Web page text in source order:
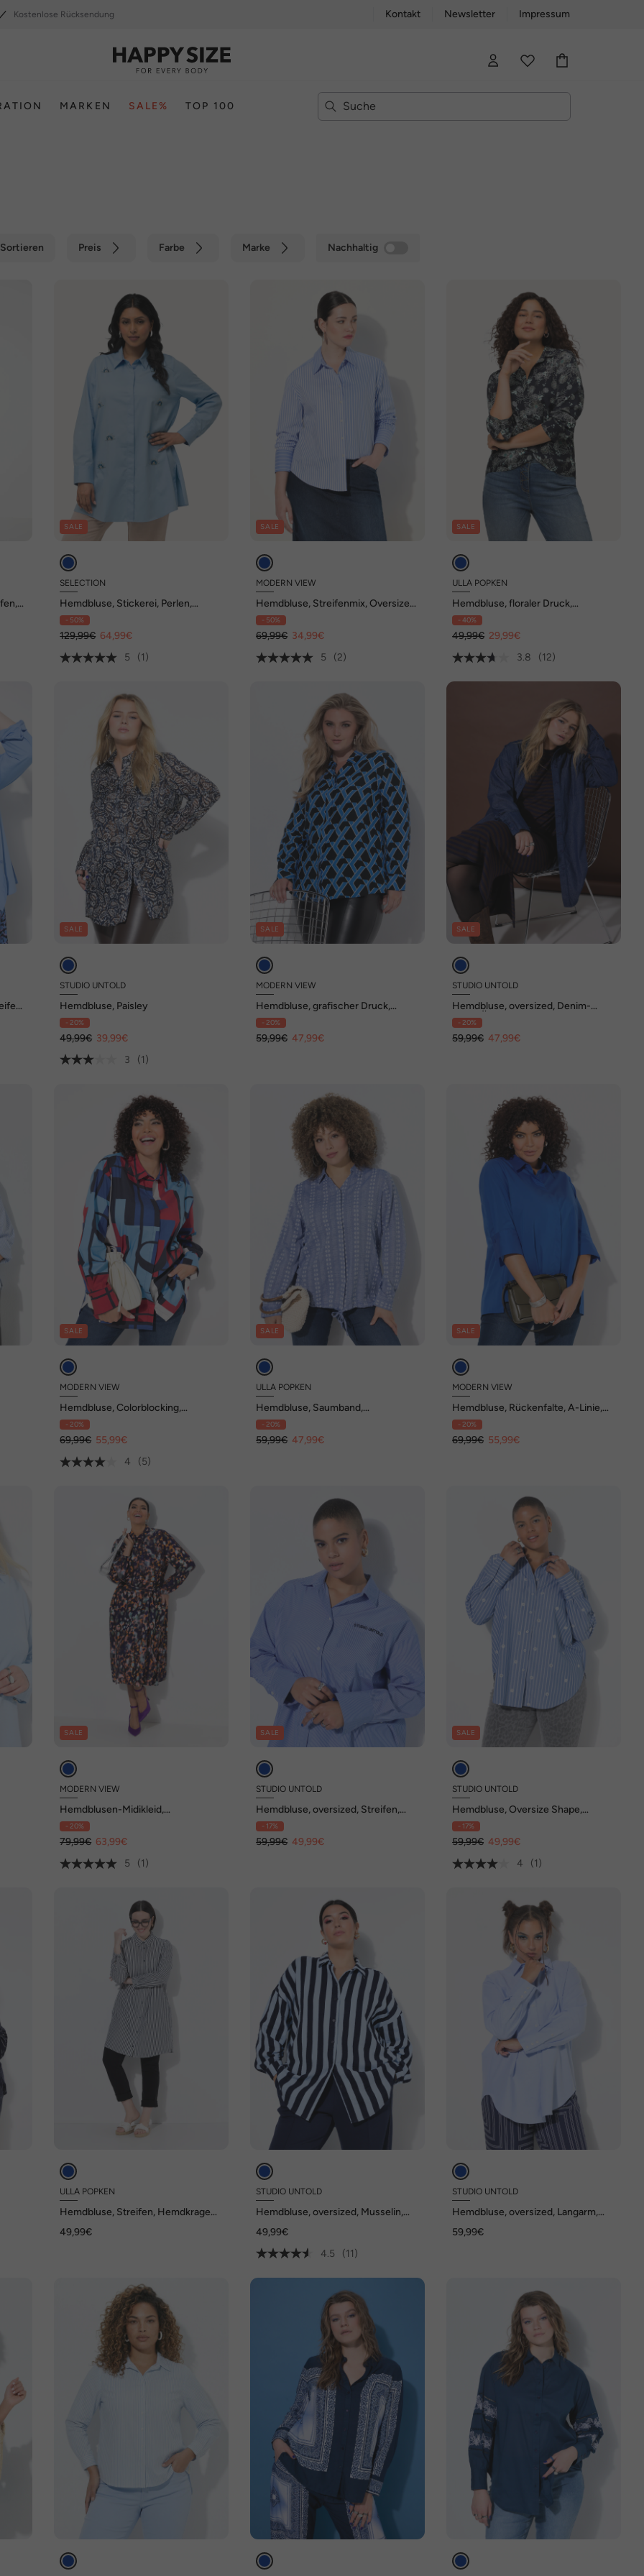
Kostenlose Rücksendung Kontakt Newsletter Impressum
MARKEN SALE% TOP 100
Sortieren Preis Farbe Marke Nachhaltig
SALE
SELECTION
Hemdbluse, Stickerei, Perlen,
Hemdkragen, Langarm
- 50%
129,99€ 64,99€
5
(1)
SALE
MODERN VIEW
Hemdbluse, Streifenmix, Oversized,
Hemdkragen, Langarm
- 50%
69,99€ 34,99€
5
(2)
SALE
ULLA POPKEN
Hemdbluse, floraler Druck,
Hemdkragen, Langarm
- 40%
49,99€ 29,99€
3.8
(12)
SALE
STUDIO UNTOLD
Hemdbluse, Paisley
- 20%
49,99€ 39,99€
3
(1)
SALE
MODERN VIEW
Hemdbluse, grafischer Druck,
Hemdkragen, Langarm
- 20%
59,99€ 47,99€
SALE
STUDIO UNTOLD
Hemdbluse, oversized, Denim-
Optik, Ärmel raffbar
- 20%
59,99€ 47,99€
SALE
MODERN VIEW
Hemdbluse, Colorblocking,
Oversized, Hemdkragen, Langarm
- 20%
69,99€ 55,99€
4
(5)
SALE
ULLA POPKEN
Hemdbluse, Saumband,
Hemdkragen, Langarm
- 20%
59,99€ 47,99€
SALE
MODERN VIEW
Hemdbluse, Rückenfalte, A-Linie,
Hemdkragen, 3/4-Arm
- 20%
69,99€ 55,99€
SALE
MODERN VIEW
Hemdblusen-Midikleid,
Hemdkragen, Langarm, Taschen
- 20%
79,99€ 63,99€
5
(1)
SALE
STUDIO UNTOLD
Hemdbluse, oversized, Streifen,
bestickte Tasche
- 17%
59,99€ 49,99€
SALE
STUDIO UNTOLD
Hemdbluse, Oversize Shape,
Streifen, Pailletten
- 17%
59,99€ 49,99€
4
(1)
ULLA POPKEN
Hemdbluse, Streifen, Hemdkragen,
49,99€
STUDIO UNTOLD
Hemdbluse, oversized, Musselin,
49,99€
4.5
(11)
STUDIO UNTOLD
Hemdbluse, oversized, Langarm,
59,99€